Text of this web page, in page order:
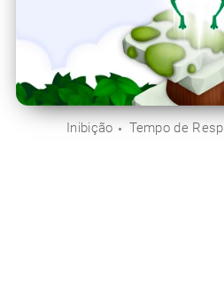
Inibição Tempo de